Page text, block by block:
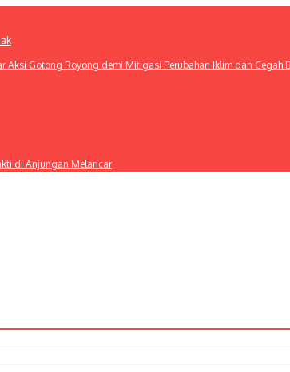
Gotong Royong demi Mitigasi Perubahan Iklim dan Cegah
di Anjungan Melancar